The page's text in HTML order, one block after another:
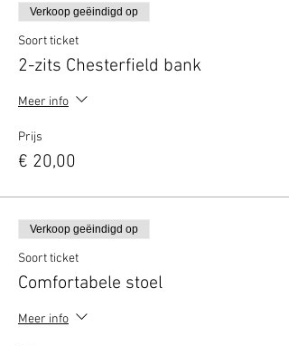
Verkoop geëindigd op
Soort ticket
2-zits Chesterfield bank
Meer info
Prijs
€ 20,00
Verkoop geëindigd op
Soort ticket
Comfortabele stoel
Meer info